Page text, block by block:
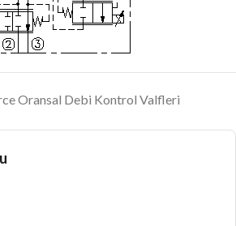
Oransal Debi Kontrol Valfleri